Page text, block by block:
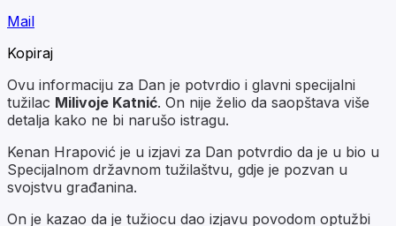
Mail
Kopiraj
Ovu informaciju za Dan je potvrdio i glavni specijalni
tužilac Milivoje Katnić. On nije želio da saopštava više
detalja kako ne bi narušo istragu.
Kenan Hrapović je u izjavi za Dan potvrdio da je u bio u
Specijalnom državnom tužilaštvu, gdje je pozvan u
svojstvu građanina.
On je kazao da je tužiocu dao izjavu povodom optužbi